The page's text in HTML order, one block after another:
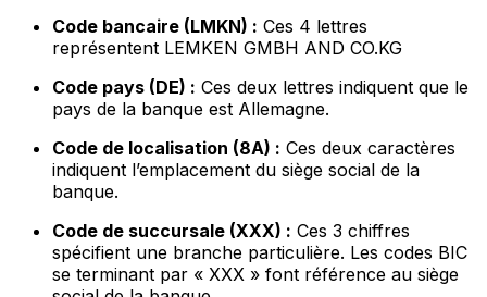
Code bancaire (LMKN) : Ces 4 lettres
représentent LEMKEN GMBH AND CO.KG
Code pays (DE) : Ces deux lettres indiquent que le
pays de la banque est Allemagne.
Code de localisation (8A) : Ces deux caractères
indiquent l’emplacement du siège social de la
banque.
Code de succursale (XXX) : Ces 3 chiffres
spécifient une branche particulière. Les codes BIC
se terminant par « XXX » font référence au siège